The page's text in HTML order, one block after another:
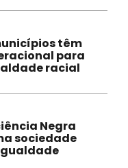
têm
para
racial
Negra
sociedade